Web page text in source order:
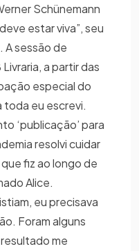
Schünemann
estar viva”, seu
A sessão de
a partir das
especial do
toda eu escrevi.
‘publicação’ para
resolvi cuidar
fiz ao longo de
Alice.
eu precisava
Foram alguns
me